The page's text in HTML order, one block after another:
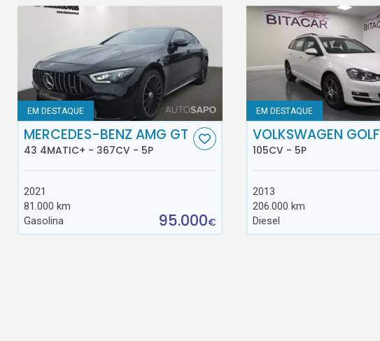
EM DESTAQUE
MERCEDES-BENZ AMG GT
43 4MATIC+ - 367CV - 5P
2021
81.000 km
Gasolina
95.000€
EM DESTAQUE
VOLKSWAGEN GOLF
105CV - 5P
2013
206.000 km
Diesel